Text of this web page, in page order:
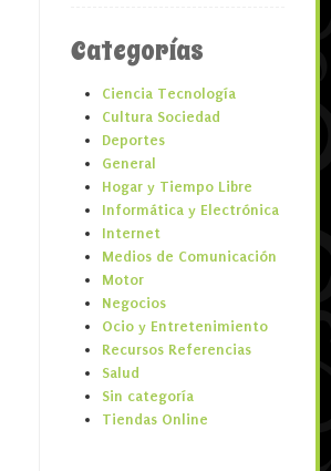
Categorías
Ciencia Tecnología
Cultura Sociedad
Deportes
General
Hogar y Tiempo Libre
Informática y Electrónica
Internet
Medios de Comunicación
Motor
Negocios
Ocio y Entretenimiento
Recursos Referencias
Salud
Sin categoría
Tiendas Online